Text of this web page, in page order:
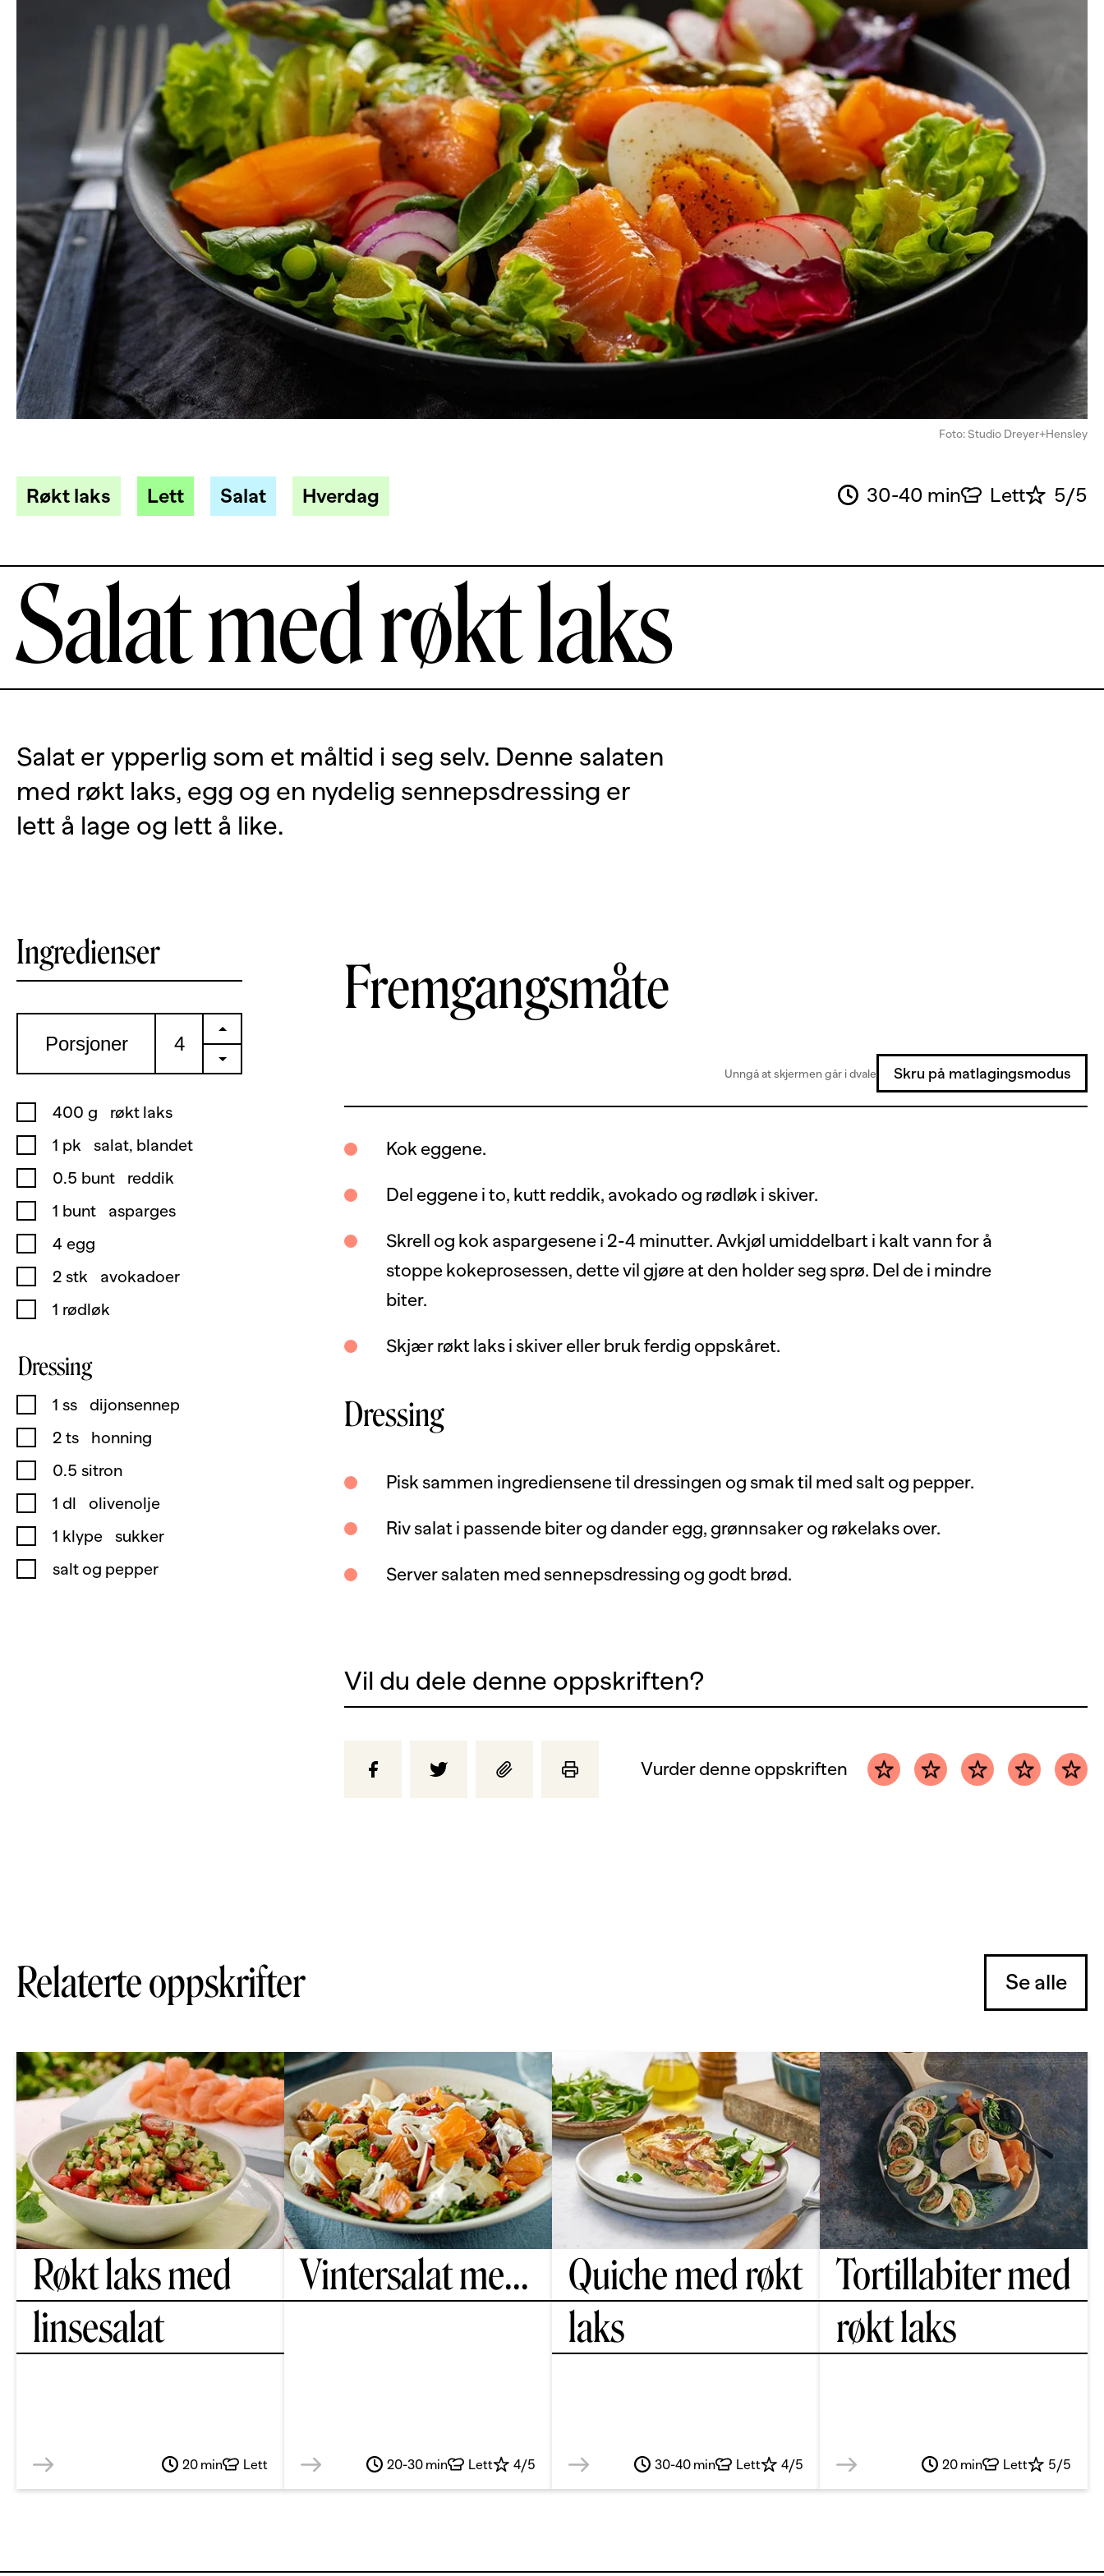
Foto: Studio Dreyer+Hensley
Røkt laks Lett Salat Hverdag 30-40 min Lett 5/5
Salat med røkt laks
Salat er ypperlig som et måltid i seg selv. Denne salaten
med røkt laks, egg og en nydelig sennepsdressing er
lett å lage og lett å like.
Ingredienser
Porsjoner
400 g
røkt laks
1 pk
salat, blandet
0.5 bunt
reddik
1 bunt
asparges
4 egg
2 stk
avokadoer
1 rødløk
Dressing
1 ss
dijonsennep
2 ts
honning
0.5 sitron
1 dl
olivenolje
1 klype
sukker
salt og pepper
Fremgangsmåte
Unngå at skjermen går i dvale Skru på matlagingsmodus
Kok eggene.
Del eggene i to, kutt reddik, avokado og rødløk i skiver.
Skrell og kok aspargesene i 2-4 minutter. Avkjøl umiddelbart i kalt vann for å
stoppe kokeprosessen, dette vil gjøre at den holder seg sprø. Del de i mindre
biter.
Skjær røkt laks i skiver eller bruk ferdig oppskåret.
Dressing
Pisk sammen ingrediensene til dressingen og smak til med salt og pepper.
Riv salat i passende biter og dander egg, grønnsaker og røkelaks over.
Server salaten med sennepsdressing og godt brød.
Vil du dele denne oppskriften?
Vurder denne oppskriften
Relaterte oppskrifter Se alle
Røkt laks med
linsesalat
20 min Lett
Vintersalat me...
20-30 min Lett 4/5
Quiche med røkt
laks
30-40 min Lett 4/5
Tortillabiter med
røkt laks
20 min Lett 5/5